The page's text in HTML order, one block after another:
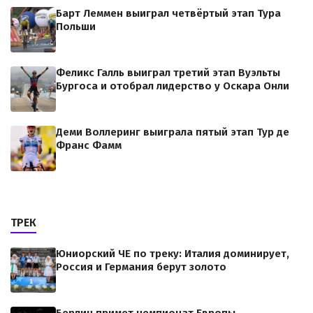
Барт Леммен выиграл четвёртый этап Тура
Польши
Феликс Галль выиграл третий этап Вуэльты
Бургоса и отобрал лидерство у Оскара Онли
Деми Воллеринг выиграла пятый этап Тур де
Франс Фамм
ТРЕК
Юниорский ЧЕ по треку: Италия доминирует,
Россия и Германия берут золото